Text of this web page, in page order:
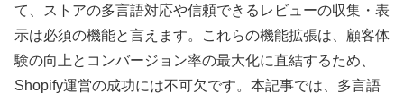
て、ストアの多言語対応や信頼できるレビューの収集・表
示は必須の機能と言えます。これらの機能拡張は、顧客体
験の向上とコンバージョン率の最大化に直結するため、
Shopify運営の成功には不可欠です。本記事では、多言語